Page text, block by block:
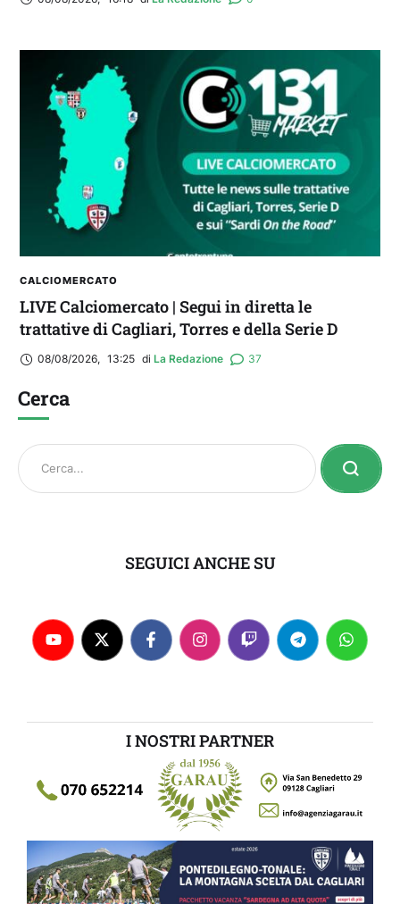
CALCIOMERCATO
LIVE Calciomercato | Segui in diretta le
trattative di Cagliari, Torres e della Serie D
08/08/2026, 13:25 di La Redazione 37
Cerca
SEGUICI ANCHE SU
I NOSTRI PARTNER